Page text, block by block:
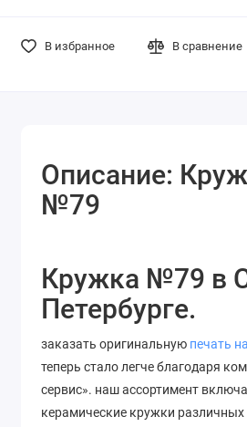
В избранное В сравнение
Описание:
№79
Кружка №79 в
Петербурге.
заказать оригинальную печать
теперь стало легче благодаря
сервис». наш ассортимент
керамические кружки различных